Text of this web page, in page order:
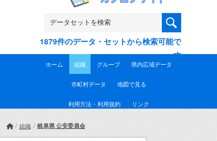
1879件のデータ・セットから検索可能で
す
ホーム 組織 グループ 県内広域データ
市町村データ 地図で見る
利用方法・利用規約 リンク
組織 岐阜県 公安委員会